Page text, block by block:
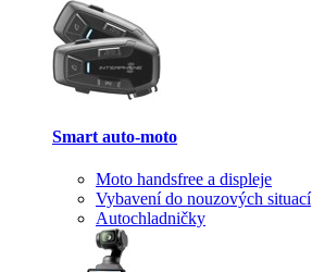
Smart auto-moto
Moto handsfree a displeje
Vybavení do nouzových situací
Autochladničky